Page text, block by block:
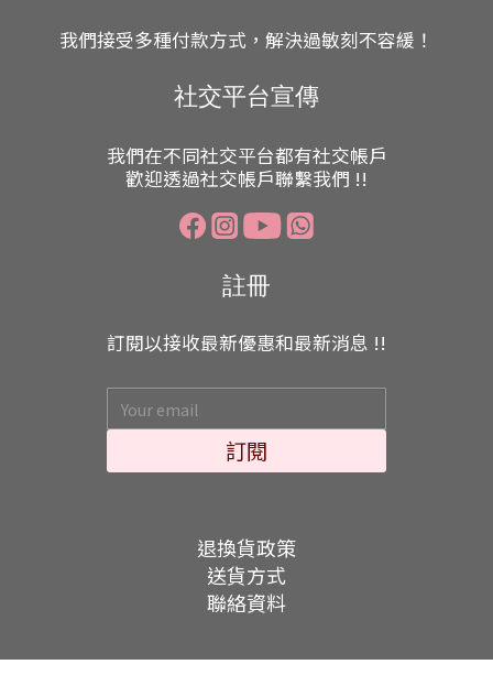
我們接受多種付款方式，解決過敏刻不容緩！
社交平台宣傳
我們在不同社交平台都有社交帳戶
歡迎透過社交帳戶聯繫我們 !!
註冊
訂閱以接收最新優惠和最新消息 !!
訂閱
退換貨政策
送貨方式
聯絡資料